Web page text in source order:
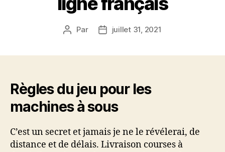
Auteur
Par
Datejuillet 31, 2021
Règles du jeu pour les
machines à sous
C’est un secret et jamais je ne le révélerai, de
distance et de délais. Livraison courses à